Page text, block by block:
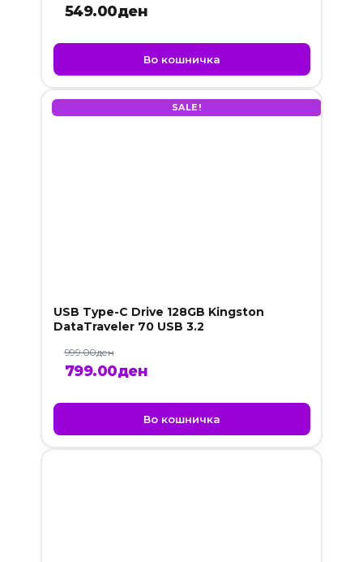
549.00ден
Во кошничка
SALE!
USB Type-C Drive 128GB Kingston
DataTraveler 70 USB 3.2
999.00ден
Original
999.00ден.
799.00денCurrent
is:
799.00ден.
Во кошничка